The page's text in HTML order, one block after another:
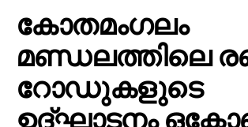
കോതമംഗലം
മണ്ഡലത്തിലെ
റോഡുകളുടെ
ഉദ്ഘാടനം